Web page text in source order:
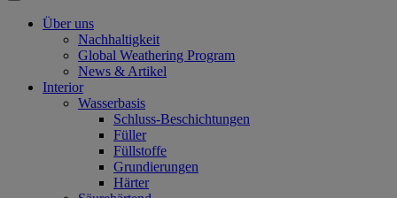
Über uns
Nachhaltigkeit
Global Weathering Program
News & Artikel
Interior
Wasserbasis
Schluss-Beschichtungen
Füller
Füllstoffe
Grundierungen
Härter